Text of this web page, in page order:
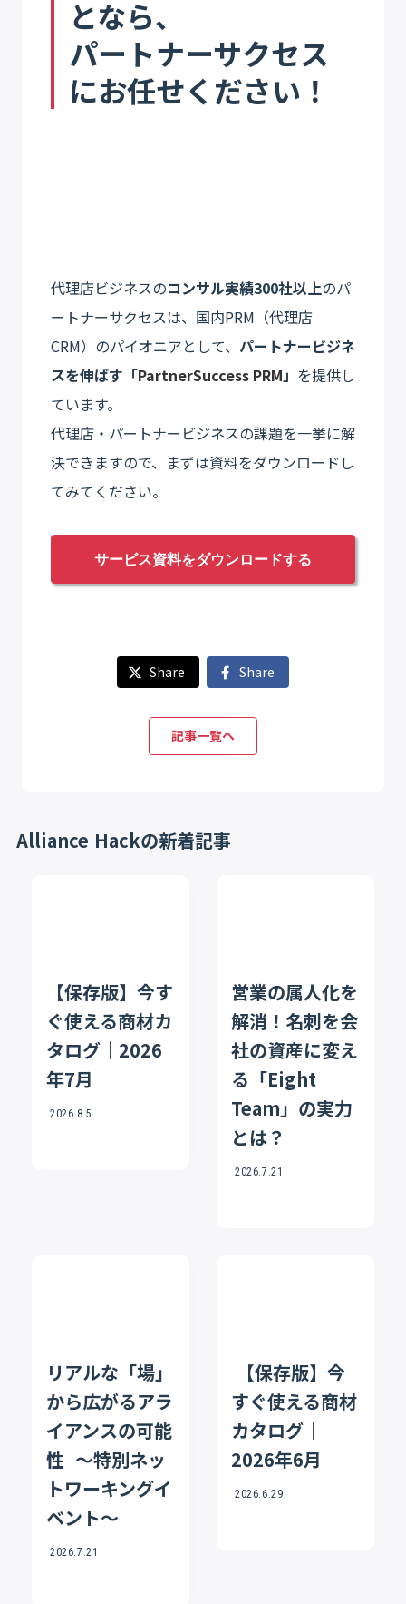
となら、
パートナーサクセス
にお任せください！
代理店ビジネスのコンサル実績300社以上のパ
ートナーサクセスは、国内PRM（代理店
CRM）のパイオニアとして、 パートナービジネ
スを伸ばす「PartnerSuccess PRM」 を提供し
ています。
代理店・パートナービジネスの課題を一挙に解
決できますので、まずは資料をダウンロードし
てみてください。
サービス資料をダウンロードする
Share Share
記事一覧へ
Alliance Hackの新着記事
【保存版】今す
ぐ使える商材カ
タログ｜2026
年7月
2026.8.5
営業の属人化を
解消！名刺を会
社の資産に変え
る「Eight
Team」の実力
とは？
2026.7.21
リアルな「場」
から広がるアラ
イアンスの可能
性 〜特別ネッ
トワーキングイ
ベント〜
2026.7.21
【保存版】今
すぐ使える商材
カタログ｜
2026年6月
2026.6.29